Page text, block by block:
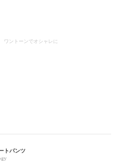
ワントーンでオシャレに
トパンツ